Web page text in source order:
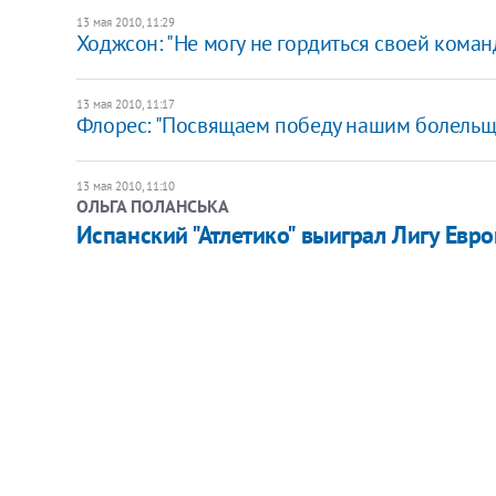
13 мая 2010, 11:29
Ходжсон: "Не могу не гордиться своей
13 мая 2010, 11:17
Флорес: "Посвящаем победу нашим
13 мая 2010, 11:10
ОЛЬГА ПОЛАНСЬКА
Испанский "Атлетико" выиграл Лигу